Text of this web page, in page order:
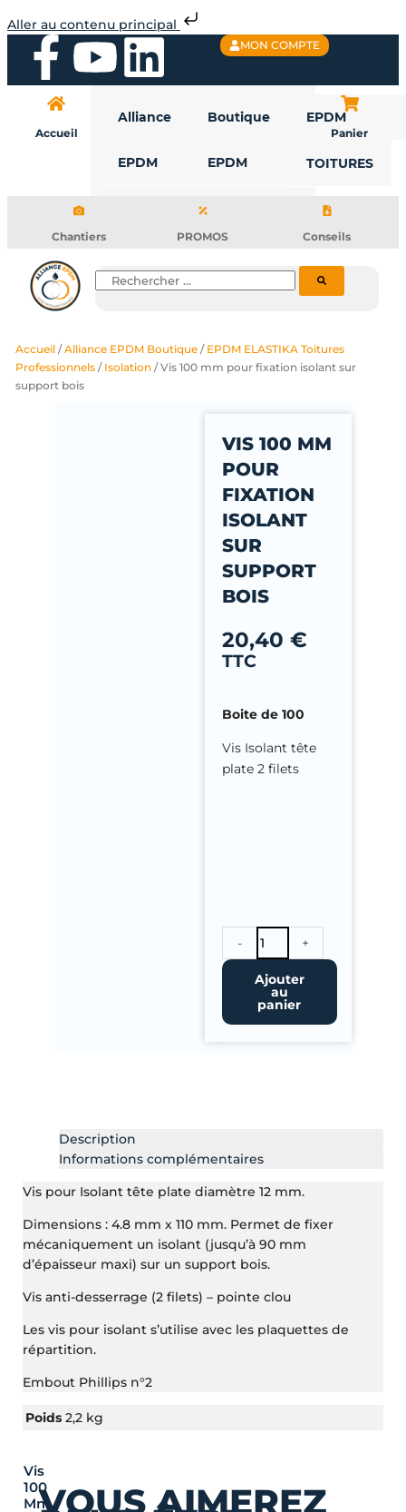
Aller au contenu principal
au
contenuF
a
c
b
o
o
k
Y
o
u
u
b
L
i
n
d
n
MON COMPTE
Accueil
Alliance
EPDM
Boutique
EPDM
EPDM
TOITURES
Panier
Chantiers PROMOS Conseils
Rechercher
Accueil/Alliance EPDM Boutique/ EPDM ELASTIKA Toitures
Professionnels/ Isolation/ Vis 100 mm pour fixation isolant sur
support bois
VIS 100 MM
POUR
FIXATION
ISOLANT
SUR
SUPPORT
BOIS
20,40 €
TTC
Boite de 100
Vis Isolant tête
plate 2 filets
-
quantité
de
mm
+
Ajouter
au
panier
Description
Informations complémentaires
Vis pour Isolant tête plate diamètre 12 mm.
Dimensions : 4.8 mm x 110 mm. Permet de fixer
mécaniquement un isolant (jusqu’à 90 mm
d’épaisseur maxi) sur un support bois.
Vis anti-desserrage (2 filets) – pointe clou
Les vis pour isolant s’utilise avec les plaquettes de
répartition.
Embout Phillips n°2
Poids 2,2 kg
Vis
100
MmVOUS AIMEREZ